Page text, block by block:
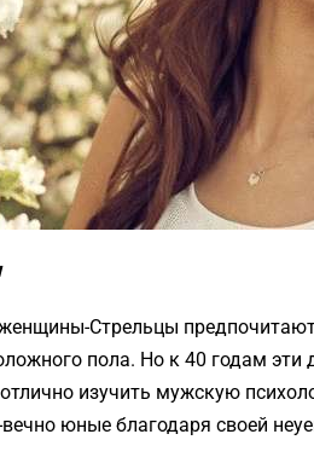
Стрельцы
пола. Но к 40 годам
изучить мужскую
юные благодаря своей